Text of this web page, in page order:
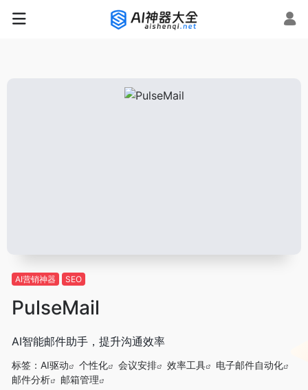
AI营销神器 SEO
PulseMail
AI智能邮件助手，提升沟通效率
标签： AI驱动 个性化 会议安排 效率工具
电子邮件自动化
邮件分析
邮箱管理